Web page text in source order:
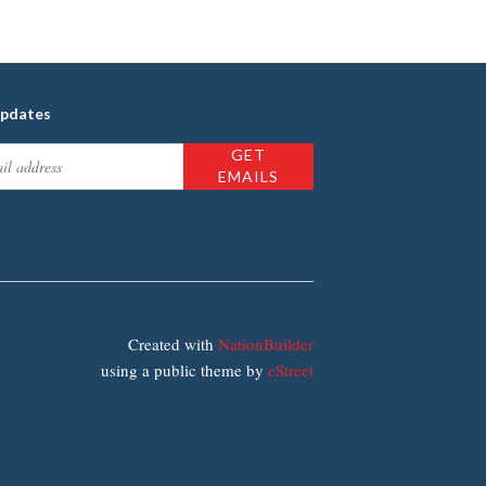
Created with NationBuilder
using a public theme by cStreet